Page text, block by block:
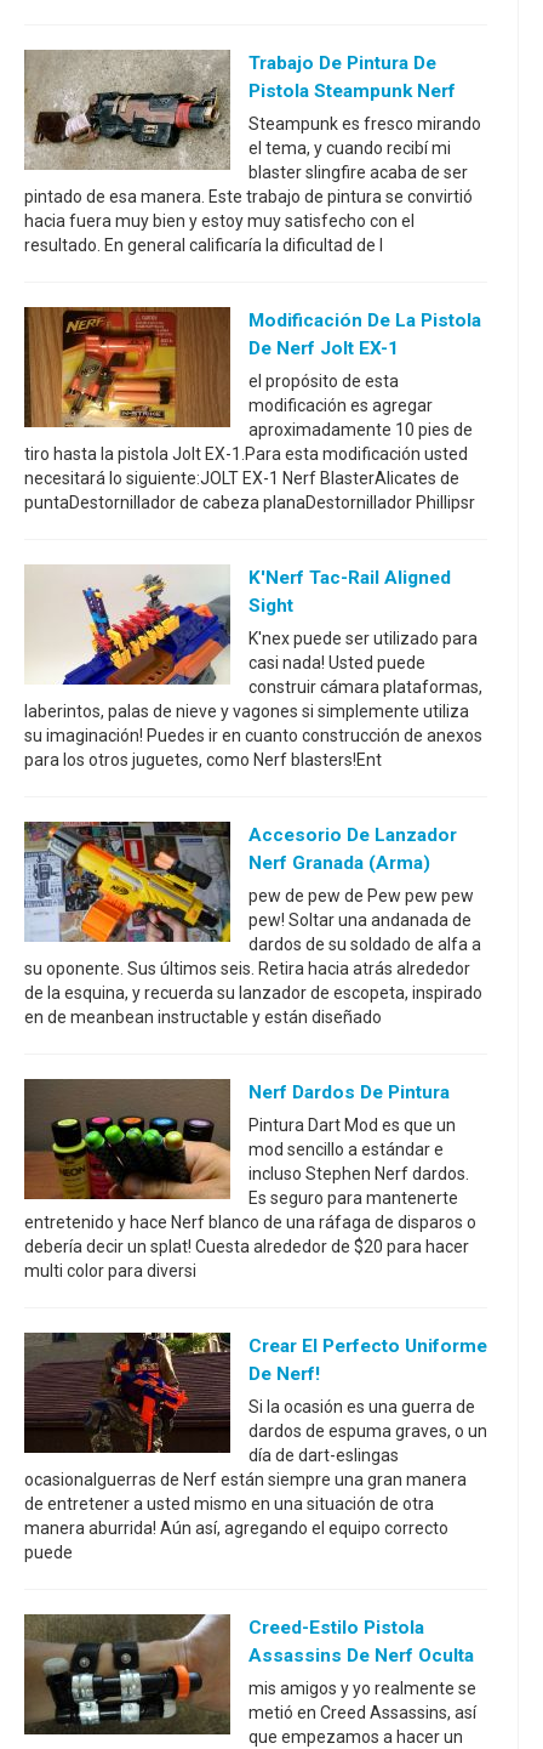
Trabajo De Pintura De
Pistola Steampunk Nerf
Steampunk es fresco mirando
el tema, y cuando recibí mi
blaster slingfire acaba de ser
pintado de esa manera. Este trabajo de pintura se convirtió
hacia fuera muy bien y estoy muy satisfecho con el
resultado. En general calificaría la dificultad de l
Modificación De La Pistola
De Nerf Jolt EX-1
el propósito de esta
modificación es agregar
aproximadamente 10 pies de
tiro hasta la pistola Jolt EX-1.Para esta modificación usted
necesitará lo siguiente:JOLT EX-1 Nerf BlasterAlicates de
puntaDestornillador de cabeza planaDestornillador Phillipsr
K'Nerf Tac-Rail Aligned
Sight
K'nex puede ser utilizado para
casi nada! Usted puede
construir cámara plataformas,
laberintos, palas de nieve y vagones si simplemente utiliza
su imaginación! Puedes ir en cuanto construcción de anexos
para los otros juguetes, como Nerf blasters!Ent
Accesorio De Lanzador
Nerf Granada (arma)
pew de pew de Pew pew pew
pew! Soltar una andanada de
dardos de su soldado de alfa a
su oponente. Sus últimos seis. Retira hacia atrás alrededor
de la esquina, y recuerda su lanzador de escopeta, inspirado
en de meanbean instructable y están diseñado
Nerf Dardos De Pintura
Pintura Dart Mod es que un
mod sencillo a estándar e
incluso Stephen Nerf dardos.
Es seguro para mantenerte
entretenido y hace Nerf blanco de una ráfaga de disparos o
debería decir un splat! Cuesta alrededor de $20 para hacer
multi color para diversi
Crear El Perfecto Uniforme
De Nerf!
Si la ocasión es una guerra de
dardos de espuma graves, o un
día de dart-eslingas
ocasionalguerras de Nerf están siempre una gran manera
de entretener a usted mismo en una situación de otra
manera aburrida! Aún así, agregando el equipo correcto
puede
Creed-Estilo Pistola
Assassins De Nerf Oculta
mis amigos y yo realmente se
metió en Creed Assassins, así
que empezamos a hacer un